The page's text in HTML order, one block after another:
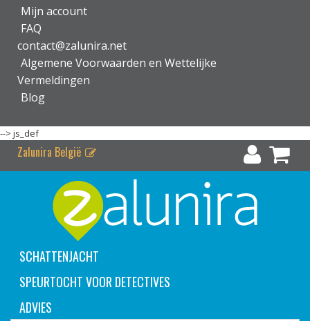
Mijn account
FAQ
contact@zalunira.net
Algemene Voorwaarden en Wettelijke
Vermeldingen
Blog
--> js_def
Zalunira België
SCHATTENJACHT
SPEURTOCHT VOOR DETECTIVES
ADVIES